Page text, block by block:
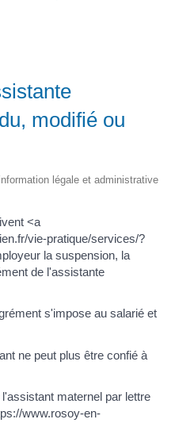
modifié ou
légale et administrative
<a
vie-pratique/services/?
la suspension, la
de l'assistante
s'impose au salarié et
ne peut plus être confié à
maternel par lettre
www.rosoy-en-